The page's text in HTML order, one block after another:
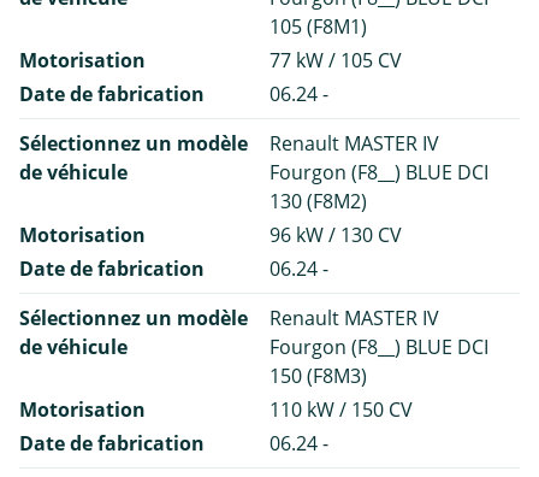
105 (F8M1)
Motorisation
77 kW / 105 CV
Date de fabrication
06.24 -
Sélectionnez un modèle
de véhicule
Renault MASTER IV
Fourgon (F8__) BLUE DCI
130 (F8M2)
Motorisation
96 kW / 130 CV
Date de fabrication
06.24 -
Sélectionnez un modèle
de véhicule
Renault MASTER IV
Fourgon (F8__) BLUE DCI
150 (F8M3)
Motorisation
110 kW / 150 CV
Date de fabrication
06.24 -